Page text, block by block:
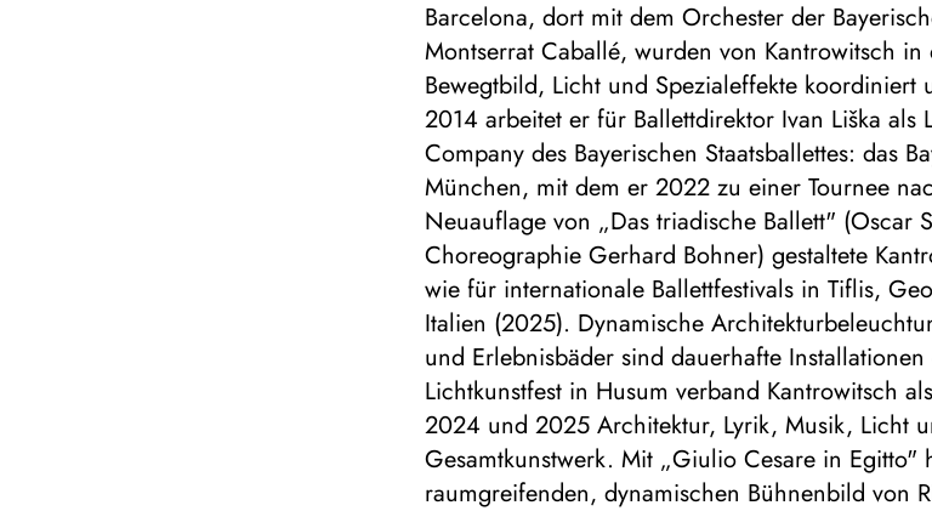
Barcelona, dort mit dem Orchester der
Montserrat Caballé, wurden von Kantrowitsch in
Bewegtbild, Licht und Spezialeffekte koordiniert
2014 arbeitet er für Ballettdirektor Ivan Liška als
Company des Bayerischen Staatsballettes: das
München, mit dem er 2022 zu einer Tournee
Neuauflage von „Das triadische Ballett" (Oscar
Choreographie Gerhard Bohner) gestaltete
wie für internationale Ballettfestivals in Tiflis,
Italien (2025). Dynamische
und Erlebnisbäder sind dauerhafte Installationen
Lichtkunstfest in Husum verband Kantrowitsch
2024 und 2025 Architektur, Lyrik, Musik, Licht
Gesamtkunstwerk. Mit „Giulio Cesare in Egitto"
raumgreifenden, dynamischen Bühnenbild von